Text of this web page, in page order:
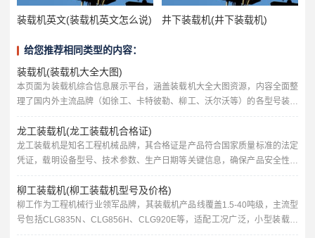
装载机英文(装载机英文怎么说) 井下装载机(井下装载机)
给您推荐相同类型的内容：
装载机(装载机大全大图)
本页面为装载机综合信息展示平台，涵盖装载机大全大图资源，内容全面整
理了国内外主流品牌（如徐工、卡特彼勒、柳工、沃尔沃等）的各型号装载
机，包括小型、中型、大型及新能源机型，展示其核心参数（如额定载重
量、发动机功率、铲斗容量）、技术特点及适用场景，高清大图清晰呈现产
品外观、工作装置细节及作业状态，方便用户直观对比不同机型的性能与设
计，为工程机械选型、采购及行业研究提供全面视觉参考与信息支持。功能
与的完...
龙工装载机(龙工装载机合格证)
龙工装载机是知名工程机械品牌，其合格证是产品符合国家质量标准的法定
凭证，载明设备型号、技术参数、生产日期等关键信息，确保产品安全性与
合规性，作为行业领先产品，龙工装载机以高效耐用、操作便捷著称，广泛
应用于建筑、矿山等领域，合格证不仅是用户验收的重要依据，更是企业对
产品质量的承诺，保障消费者权益，同时为设备售后、维修及年检提供必要
支持，体现品牌对品质的严格把控与市场信誉。卓越性能与可靠品质的完美
结合...
柳工装载机(柳工装载机型号及价格)
柳工作为工程机械行业领军品牌，其装载机产品线覆盖1.5-40吨级，主流型
号包括CLG835N、CLG856H、CLG920E等，适配工况广泛，小型装载机
如CLG835N（价格约25-30万元）灵活高效，适用于市政工程；中型机型C